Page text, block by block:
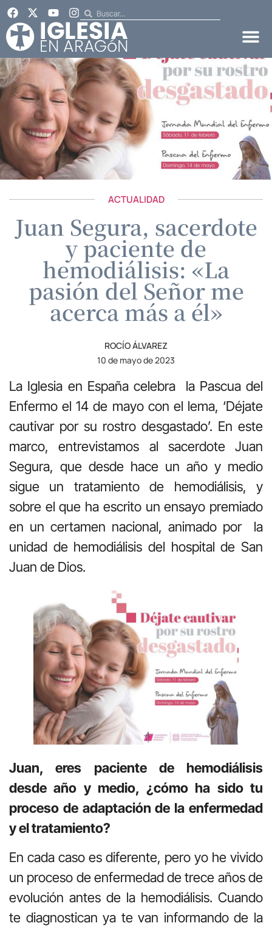
ACTUALIDAD
Juan Segura, sacerdote
y paciente de
hemodiálisis: «La
pasión del Señor me
acerca más a él»
ROCÍO ÁLVAREZ
10 de mayo de 2023
La Iglesia en España celebra la Pascua del
Enfermo el 14 de mayo con el lema, ‘Déjate
cautivar por su rostro desgastado’. En este
marco, entrevistamos al sacerdote Juan
Segura, que desde hace un año y medio
sigue un tratamiento de hemodiálisis, y
sobre el que ha escrito un ensayo premiado
en un certamen nacional, animado por la
unidad de hemodiálisis del hospital de San
Juan de Dios.
Juan, eres paciente de hemodiálisis
desde año y medio, ¿cómo ha sido tu
proceso de adaptación de la enfermedad
y el tratamiento?
En cada caso es diferente, pero yo he vivido
un proceso de enfermedad de trece años de
evolución antes de la hemodiálisis. Cuando
te diagnostican ya te van informando de la